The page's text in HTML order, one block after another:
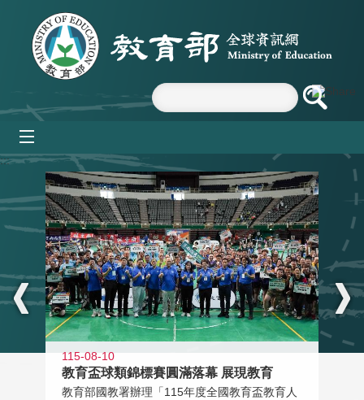
跳到主要內容區塊
:::
115-08-10
教育盃球類錦標賽圓滿落幕 展現教育
教育部國教署辦理「115年度全國教育盃教育人